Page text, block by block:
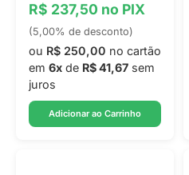
R$ 237,50 no PIX
(5,00% de desconto)
ou R$ 250,00 no cartão
em 6x de R$ 41,67 sem
juros
Adicionar ao Carrinho